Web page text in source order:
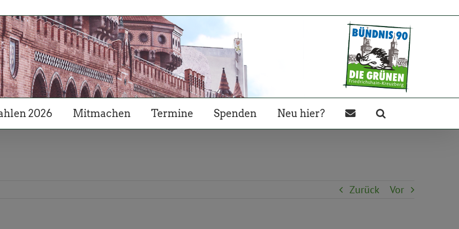
2026 Mitmachen Termine Spenden Neu hier?
Zurück Vor